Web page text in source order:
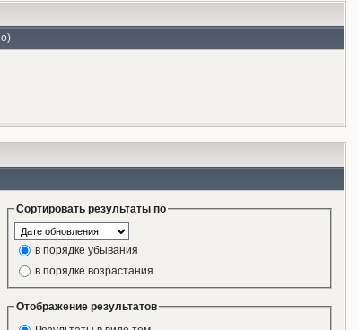
Сортировать результаты по
в порядке убывания
в порядке возрастания
Отображение результатов